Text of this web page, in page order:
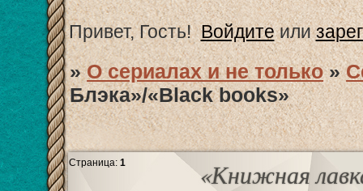
Привет, Гость! Войдитеили
»О сериалах и не только »
Блэка»/«Black books»
«Книжная
Страница:1